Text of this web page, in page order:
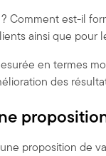
Comment est-il
ainsi que pour
en termes
des
proposition de